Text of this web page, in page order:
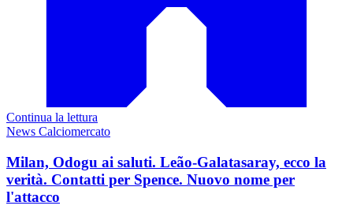
Continua la lettura
News Calciomercato
Milan, Odogu ai saluti. Leão-Galatasaray, ecco la
verità. Contatti per Spence. Nuovo nome per
l'attacco